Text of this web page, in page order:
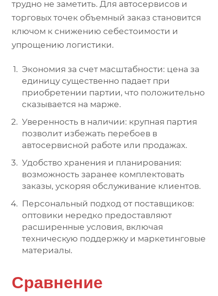
трудно не заметить. Для автосервисов и
торговых точек объемный заказ становится
ключом к снижению себестоимости и
упрощению логистики.
Экономия за счет масштабности: цена за
единицу существенно падает при
приобретении партии, что положительно
сказывается на марже.
Уверенность в наличии: крупная партия
позволит избежать перебоев в
автосервисной работе или продажах.
Удобство хранения и планирования:
возможность заранее комплектовать
заказы, ускоряя обслуживание клиентов.
Персональный подход от поставщиков:
оптовики нередко предоставляют
расширенные условия, включая
техническую поддержку и маркетинговые
материалы.
Сравнение